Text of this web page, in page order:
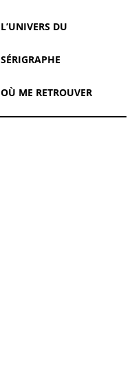
L’UNIVERS DU
SÉRIGRAPHE
OÙ ME RETROUVER